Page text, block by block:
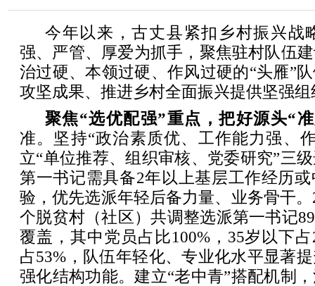
今年以来，古丈县紧扣乡村振兴战
强、严管、厚爱为抓手，聚焦驻村队伍
治过硬、本领过硬、作风过硬的“头雁”
攻坚成果、推进乡村全面振兴提供坚强
聚焦“选优配强”重点，把好源头“
准。坚持“政治素质优、工作能力强、
立“单位推荐、组织审核、党委研究”三
第一书记需具备2年以上基层工作经历
验，优先选派年轻后备力量、业务骨干
个脱贫村（社区）共调整选派第一书记
覆盖，其中党员占比100%，35岁以下
占53%，队伍年轻化、专业化水平显著
强化结构功能。建立“老中青”搭配机制